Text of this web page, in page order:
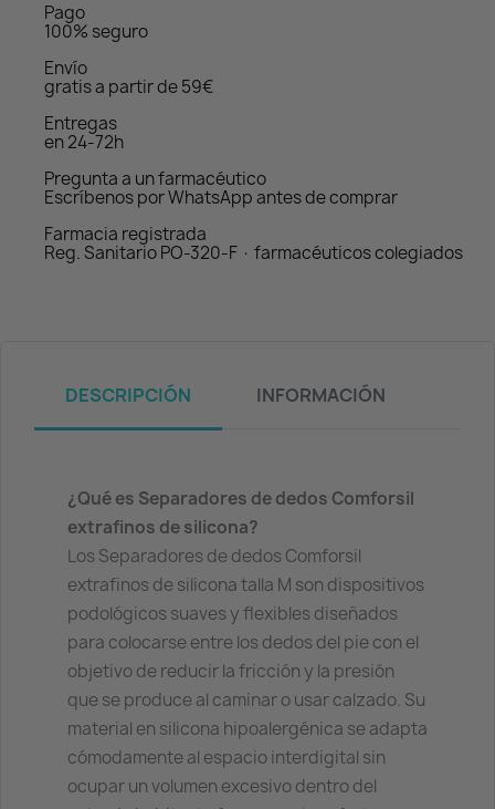
Pago
100% seguro
Envío
gratis a partir de 59€
Entregas
en 24-72h
Pregunta a un farmacéutico
Escríbenos por WhatsApp antes de comprar
Farmacia registrada
Reg. Sanitario PO-320-F · farmacéuticos colegiados
DESCRIPCIÓN INFORMACIÓN
¿Qué es Separadores de dedos Comforsil
extrafinos de silicona?
Los Separadores de dedos Comforsil
extrafinos de silicona talla M son dispositivos
podológicos suaves y flexibles diseñados
para colocarse entre los dedos del pie con el
objetivo de reducir la fricción y la presión
que se produce al caminar o usar calzado. Su
material en silicona hipoalergénica se adapta
cómodamente al espacio interdigital sin
ocupar un volumen excesivo dentro del